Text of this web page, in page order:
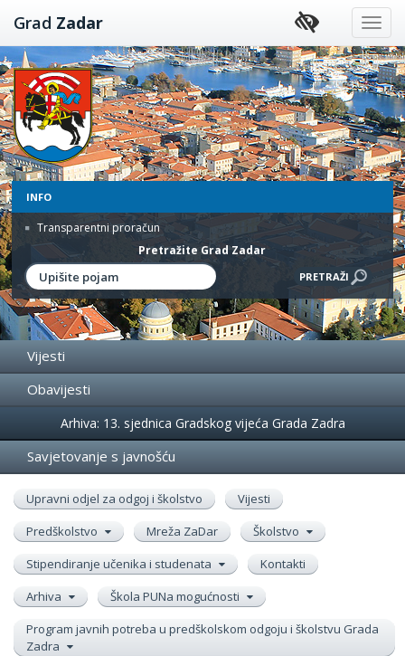
Preskoči
na
sadržaj
Grad Zadar
INFO
Transparentni proračun
Pretražite Grad Zadar
Vijesti
Obavijesti
Događanja
Arhiva: 13. sjednica Gradskog vijeća Grada Zadra
Savjetovanje s javnošću
Upravni odjel za odgoj i školstvo
Vijesti
Predškolstvo
Mreža ZaDar
Školstvo
Stipendiranje učenika i studenata
Kontakti
Arhiva
Škola PUNa mogućnosti
Program javnih potreba u predškolskom odgoju i školstvu Grada
Zadra